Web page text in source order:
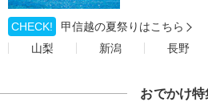
CHECK!
甲信越の夏祭りはこちら
山梨
新潟 長野
おでかけ特